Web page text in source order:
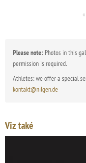
Please note: Photos in this
permission is required.
Athletes: we offer a special
kontakt@nilgen.de
Viz také